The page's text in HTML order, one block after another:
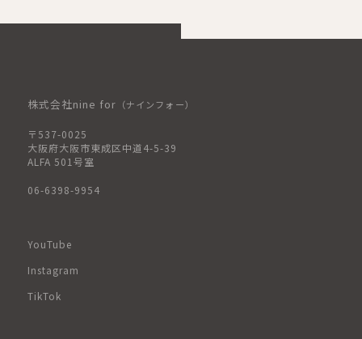
株式会社nine for （ナインフォー）
〒537-0025
大阪府大阪市東成区中道4-5-39
ALFA 501号室
06-6398-9954
YouTube
Instagram
TikTok